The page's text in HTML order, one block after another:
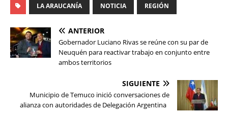
LA ARAUCANÍA NOTICIA REGIÓN
ANTERIOR
Gobernador Luciano Rivas se reúne con su par de
Neuquén para reactivar trabajo en conjunto entre
ambos territorios
SIGUIENTE
Municipio de Temuco inició conversaciones de
alianza con autoridades de Delegación Argentina